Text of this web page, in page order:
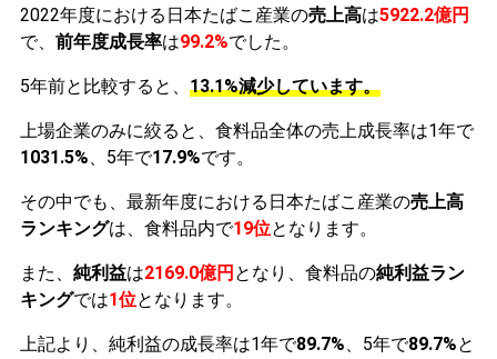
2022年度における日本たばこ産業の売上高は5922.2億円
で、 前年度成長率は99.2%でした。
5年前と比較すると、 13.1%減少しています。
上場企業のみに絞ると、食料品全体の売上成長率は1年で
1031.5%、5年で17.9%です。
その中でも、最新年度における日本たばこ産業の売上高
ランキングは、食料品内で19位となります。
また、 純利益は2169.0億円 となり、食料品の純利益ラン
キングでは1位となります。
上記より、純利益の成長率は1年で89.7%、5年で89.7%と